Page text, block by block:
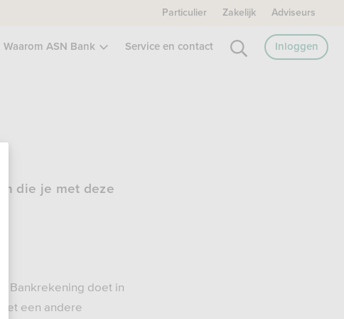
Particulier Zakelijk Adviseurs
Waarom ASN Bank Service en contact Inloggen
die je met deze
Bankrekening doet in
een andere